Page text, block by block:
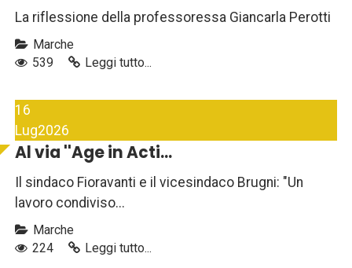
La riflessione della professoressa Giancarla Perotti
Marche
539
Leggi tutto...
16
Lug2026
Al via ''Age in Acti...
Il sindaco Fioravanti e il vicesindaco Brugni: "Un
lavoro condiviso...
Marche
224
Leggi tutto...